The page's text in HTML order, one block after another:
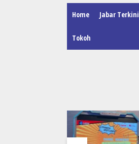
Home Jabar Terkini
Tokoh